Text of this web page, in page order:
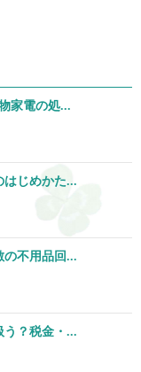
家電の処...
はじめかた...
の不用品回...
う？税金・...